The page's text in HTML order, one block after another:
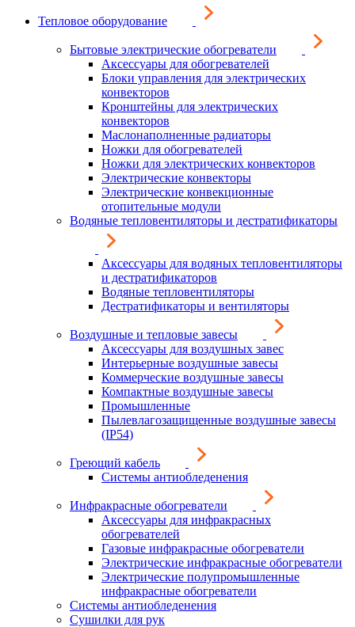
Тепловое оборудование
Бытовые электрические обогреватели
Аксессуары для обогревателей
Блоки управления для электрических
конвекторов
Кронштейны для электрических
конвекторов
Маслонаполненные радиаторы
Ножки для обогревателей
Ножки для электрических конвекторов
Электрические конвекторы
Электрические конвекционные
отопительные модули
Водяные тепловентиляторы и дестратификаторы
Аксессуары для водяных тепловентиляторы
и дестратификаторов
Водяные тепловентиляторы
Дестратификаторы и вентиляторы
Воздушные и тепловые завесы
Аксессуары для воздушных завес
Интерьерные воздушные завесы
Коммерческие воздушные завесы
Компактные воздушные завесы
Промышленные
Пылевлагозащищенные воздушные завесы
(IP54)
Греющий кабель
Системы антиобледенения
Инфракрасные обогреватели
Аксессуары для инфракрасных
обогревателей
Газовые инфракрасные обогреватели
Электрические инфракрасные обогреватели
Электрические полупромышленные
инфракрасные обогреватели
Системы антиобледенения
Сушилки для рук